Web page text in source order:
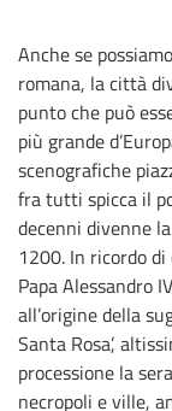
Anche se
romana, la città
punto che può
più grande
scenografiche
fra tutti spicca il
decenni divenne
1200. In ricordo
Papa Alessandro
all’origine della
Santa Rosa’,
processione la
necropoli e ville,